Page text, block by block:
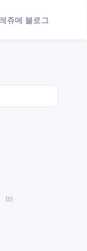
쥬메 블로그
(5)